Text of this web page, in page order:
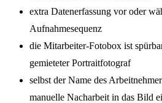
extra Datenerfassung vor oder
Aufnahmesequenz
die Mitarbeiter-Fotobox ist
gemieteter Portraitfotograf
selbst der Name des
manuelle Nacharbeit in das Bild